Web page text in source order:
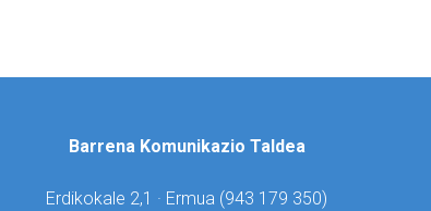
Barrena Komunikazio Taldea
Erdikokale 2,1 · Ermua (943 179 350)